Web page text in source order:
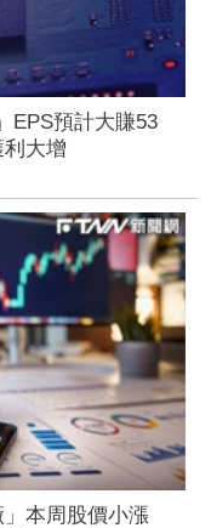
EPS預計大賺53
大增
本周股價小漲